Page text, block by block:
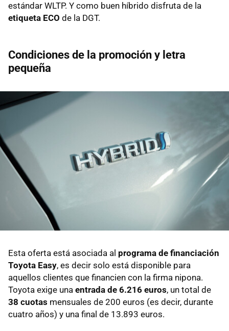
estándar WLTP. Y como buen híbrido disfruta de la
etiqueta ECO de la DGT.
Condiciones de la promoción y letra
pequeña
Esta oferta está asociada al programa de financiación
Toyota Easy, es decir solo está disponible para
aquellos clientes que financien con la firma nipona.
Toyota exige una entrada de 6.216 euros, un total de
38 cuotas mensuales de 200 euros (es decir, durante
cuatro años) y una final de 13.893 euros.